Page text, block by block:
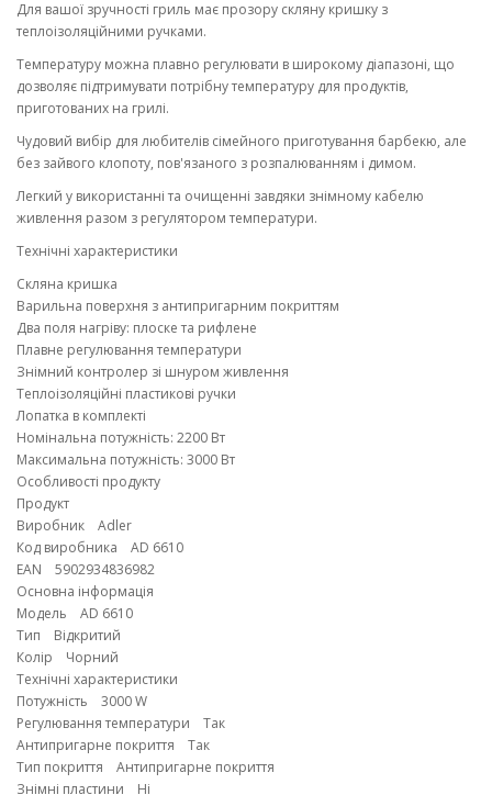
Для вашої зручності гриль має прозору скляну кришку з
теплоізоляційними ручками.
Температуру можна плавно регулювати в широкому діапазоні, що
дозволяє підтримувати потрібну температуру для продуктів,
приготованих на грилі.
Чудовий вибір для любителів сімейного приготування барбекю, але
без зайвого клопоту, пов'язаного з розпалюванням і димом.
Легкий у використанні та очищенні завдяки знімному кабелю
живлення разом з регулятором температури.
Технічні характеристики
Скляна кришка
Варильна поверхня з антипригарним покриттям
Два поля нагріву: плоске та рифлене
Плавне регулювання температури
Знімний контролер зі шнуром живлення
Теплоізоляційні пластикові ручки
Лопатка в комплекті
Номінальна потужність: 2200 Вт
Максимальна потужність: 3000 Вт
Особливості продукту
Продукт
Виробник Adler
Код виробника AD 6610
EAN 5902934836982
Основна інформація
Модель AD 6610
Тип Відкритий
Колір Чорний
Технічні характеристики
Потужність 3000 W
Регулювання температури Так
Антипригарне покриття Так
Тип покриття Антипригарне покриття
Знімні пластини Ні